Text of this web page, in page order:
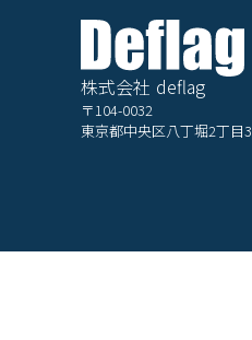
株式会社 deflag
〒104-0032
東京都中央区八丁堀2丁目